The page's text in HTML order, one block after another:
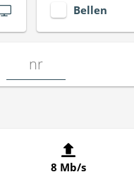
Bellen
8 Mb/s